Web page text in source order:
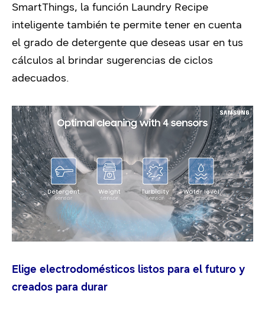
SmartThings, la función Laundry Recipe
inteligente también te permite tener en cuenta
el grado de detergente que deseas usar en tus
cálculos al brindar sugerencias de ciclos
adecuados.
Elige electrodomésticos listos para el futuro y
creados para durar